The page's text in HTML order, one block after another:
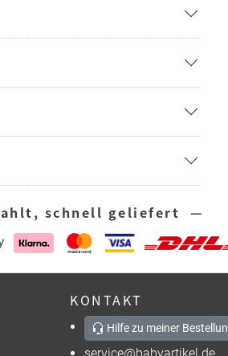
schnell geliefert —
KONTAKT
Hilfe zu meiner